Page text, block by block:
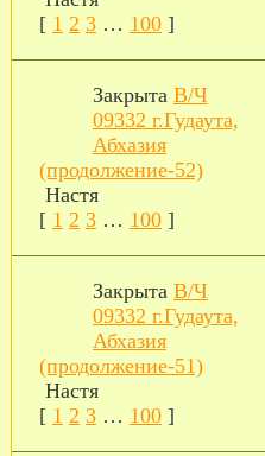
[ 1 2 3 … 100 ]
Закрыта В/Ч
09332 г.Гудаута,
Абхазия
(продолжение-52)
Настя
[ 1 2 3 … 100 ]
Закрыта В/Ч
09332 г.Гудаута,
Абхазия
(продолжение-51)
Настя
[ 1 2 3 … 100 ]